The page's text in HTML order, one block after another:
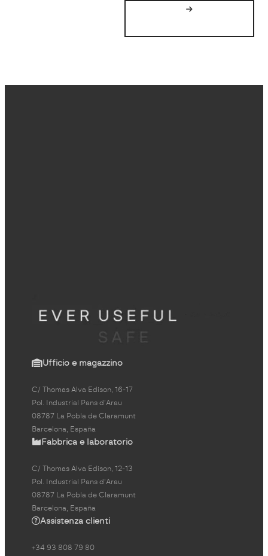
Ufficio e magazzino
C/ Thomas Alva Edison, 16-17
Pol. Industrial Pans d'Arau
08787 La Pobla de Claramunt
Barcelona, España
Fabbrica e laboratorio
C/ Thomas Alva Edison, 12-13
Pol. Industrial Pans d'Arau
08787 La Pobla de Claramunt
Barcelona, España
Assistenza clienti
+34 93 808 79 80